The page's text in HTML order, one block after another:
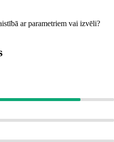
ar parametriem vai izvēli?